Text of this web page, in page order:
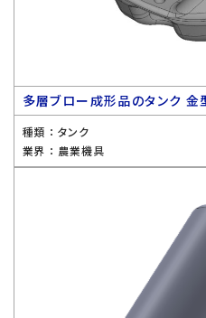
多層ブロー成形品のタンク 金
種類 ： タンク
業界 ： 農業機具